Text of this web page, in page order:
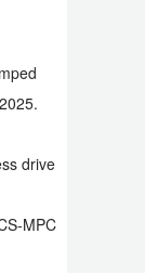
drive
MPC